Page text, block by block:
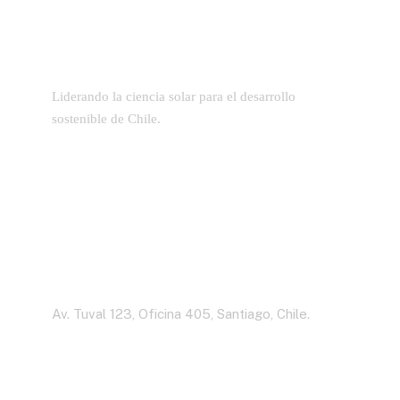
Liderando la ciencia solar para el desarrollo
sostenible de Chile.
Av. Tuval 123, Oficina 405, Santiago, Chile.